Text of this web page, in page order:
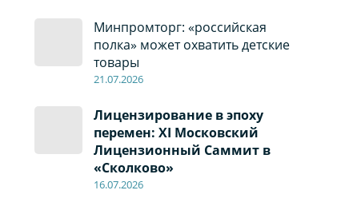
Минпромторг: «российская
полка» может охватить детские
товары
21.07.2026
Лицензирование в эпоху
перемен: XI Московский
Лицензионный Саммит в
«Сколково»
16.07.2026